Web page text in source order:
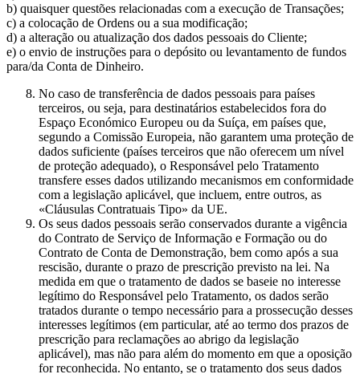
b) quaisquer questões relacionadas com a execução de Transações;
c) a colocação de Ordens ou a sua modificação;
d) a alteração ou atualização dos dados pessoais do Cliente;
e) o envio de instruções para o depósito ou levantamento de fundos
para/da Conta de Dinheiro.
No caso de transferência de dados pessoais para países
terceiros, ou seja, para destinatários estabelecidos fora do
Espaço Económico Europeu ou da Suíça, em países que,
segundo a Comissão Europeia, não garantem uma proteção de
dados suficiente (países terceiros que não oferecem um nível
de proteção adequado), o Responsável pelo Tratamento
transfere esses dados utilizando mecanismos em conformidade
com a legislação aplicável, que incluem, entre outros, as
«Cláusulas Contratuais Tipo» da UE.
Os seus dados pessoais serão conservados durante a vigência
do Contrato de Serviço de Informação e Formação ou do
Contrato de Conta de Demonstração, bem como após a sua
rescisão, durante o prazo de prescrição previsto na lei. Na
medida em que o tratamento de dados se baseie no interesse
legítimo do Responsável pelo Tratamento, os dados serão
tratados durante o tempo necessário para a prossecução desses
interesses legítimos (em particular, até ao termo dos prazos de
prescrição para reclamações ao abrigo da legislação
aplicável), mas não para além do momento em que a oposição
for reconhecida. No entanto, se o tratamento dos seus dados